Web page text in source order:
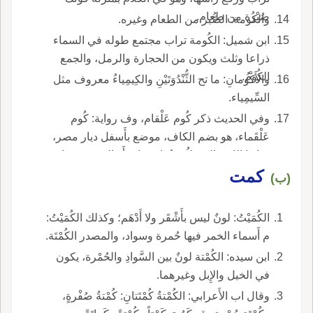
صُبْرة من طعام.
والكُومة: الصُّبر من الطعام وغيره.
ابن شميل: الكُومة تراب مجتمع طوله في السماء
ذراعا وثلث ويكون من الحجارة والرمل، والجمع
الكُومُ.
والأَكْومانِ: ما تح الثُّنْدُوَتَيْنِ والكِيمِياءُ معروف مثل
السِّيمِياء.
وفي الحديث ذكر كُوم عَلْقام، وف رواية: كُوم
عَلْقَماء، هو بضم الكاف، موضع بأَسفل ديار مصر،
صانها الل تعالى وكُومةُ: اسم امرأَة التهذيب: هنا
الاكْتيام القُعود على أَطْراف الأَصابع، تقول: اكتَمْت
رجليه.
(ب) كمت
الكُمَيْتُ: لونٌ ليس بأَشْقَر ولا أَدْهَم؛ وكذلك الكُمَيْتُ:
م أَسماء الخمر فيها حُمرة وسواد، والمصدر الكُمْتَة.
ابن سيده: الكُمْتة لونٌ بين السَّوادِ والحُمْرة، يكون
في الخيل والإِبل وغيرهما.
وقال اب الأَعرابي: الكُمْتةُ كُمْتَتانِ: كُمْتةُ صُفْرةٍ،